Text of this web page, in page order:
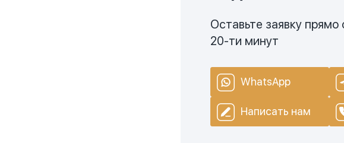
Оставьте заявку прямо
20-ти минут
WhatsApp
Написать нам